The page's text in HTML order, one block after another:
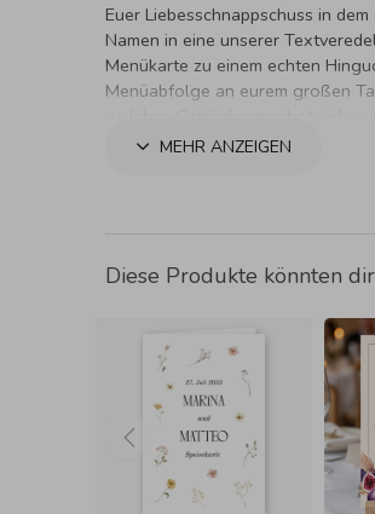
Euer Liebesschnappschuss in
Namen in eine unserer
Menükarte zu einem echten
Menüabfolge an eurem großen
Appetit!MEHR ANZEIGEN
Diese Produkte könnten